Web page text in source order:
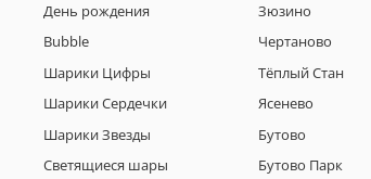
День рождения
Bubble
Шарики Цифры
Шарики Сердечки
Шарики Звезды
Светящиеся шары
Зюзино
Чертаново
Тёплый Стан
Ясенево
Бутово
Бутово Парк